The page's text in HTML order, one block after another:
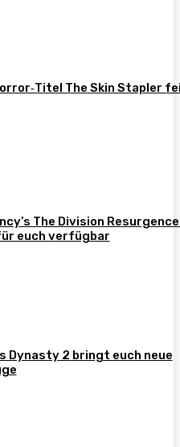
The Skin Stapler
The Division
euch verfügbar
Dynasty 2 bringt euch neue